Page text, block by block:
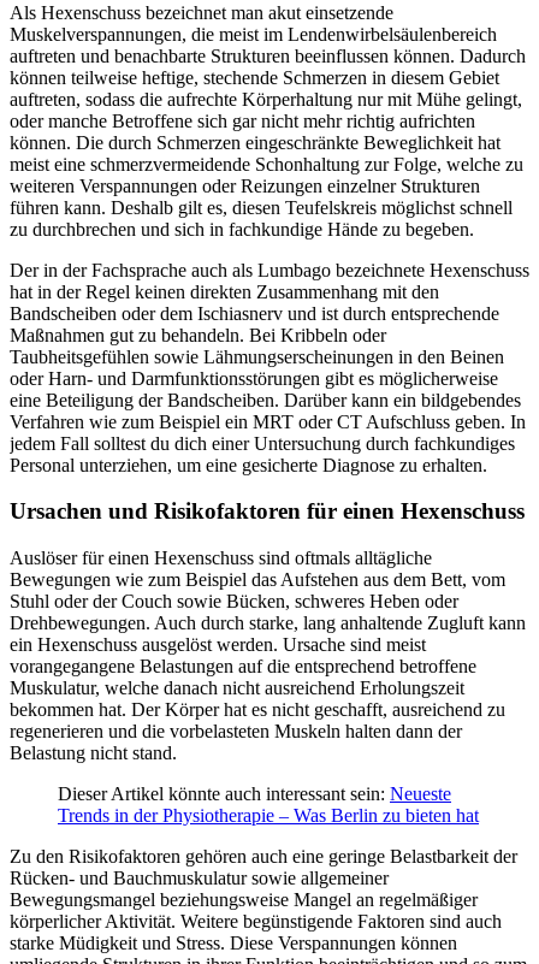
Als Hexenschuss bezeichnet man akut einsetzende
Muskelverspannungen, die meist im Lendenwirbelsäulenbereich
auftreten und benachbarte Strukturen beeinflussen können. Dadurch
können teilweise heftige, stechende Schmerzen in diesem Gebiet
auftreten, sodass die aufrechte Körperhaltung nur mit Mühe gelingt,
oder manche Betroffene sich gar nicht mehr richtig aufrichten
können. Die durch Schmerzen eingeschränkte Beweglichkeit hat
meist eine schmerzvermeidende Schonhaltung zur Folge, welche zu
weiteren Verspannungen oder Reizungen einzelner Strukturen
führen kann. Deshalb gilt es, diesen Teufelskreis möglichst schnell
zu durchbrechen und sich in fachkundige Hände zu begeben.
Der in der Fachsprache auch als Lumbago bezeichnete Hexenschuss
hat in der Regel keinen direkten Zusammenhang mit den
Bandscheiben oder dem Ischiasnerv und ist durch entsprechende
Maßnahmen gut zu behandeln. Bei Kribbeln oder
Taubheitsgefühlen sowie Lähmungserscheinungen in den Beinen
oder Harn- und Darmfunktionsstörungen gibt es möglicherweise
eine Beteiligung der Bandscheiben. Darüber kann ein bildgebendes
Verfahren wie zum Beispiel ein MRT oder CT Aufschluss geben. In
jedem Fall solltest du dich einer Untersuchung durch fachkundiges
Personal unterziehen, um eine gesicherte Diagnose zu erhalten.
Ursachen und Risikofaktoren für einen Hexenschuss
Auslöser für einen Hexenschuss sind oftmals alltägliche
Bewegungen wie zum Beispiel das Aufstehen aus dem Bett, vom
Stuhl oder der Couch sowie Bücken, schweres Heben oder
Drehbewegungen. Auch durch starke, lang anhaltende Zugluft kann
ein Hexenschuss ausgelöst werden. Ursache sind meist
vorangegangene Belastungen auf die entsprechend betroffene
Muskulatur, welche danach nicht ausreichend Erholungszeit
bekommen hat. Der Körper hat es nicht geschafft, ausreichend zu
regenerieren und die vorbelasteten Muskeln halten dann der
Belastung nicht stand.
Dieser Artikel könnte auch interessant sein: Neueste
Trends in der Physiotherapie – Was Berlin zu bieten hat
Zu den Risikofaktoren gehören auch eine geringe Belastbarkeit der
Rücken- und Bauchmuskulatur sowie allgemeiner
Bewegungsmangel beziehungsweise Mangel an regelmäßiger
körperlicher Aktivität. Weitere begünstigende Faktoren sind auch
starke Müdigkeit und Stress. Diese Verspannungen können